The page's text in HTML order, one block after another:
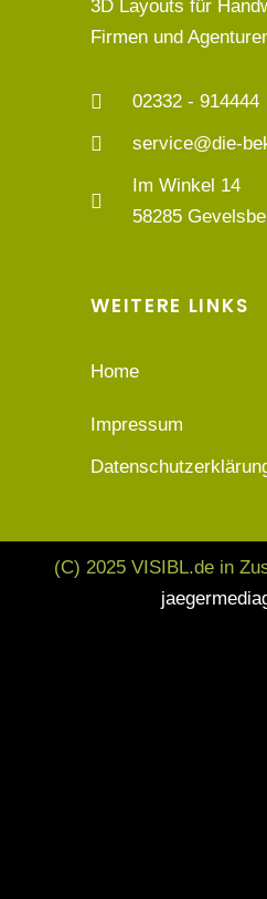
3D Layouts für
Firmen und
02332 - 914444
service@die-
Im Winkel 14
58285
WEITERE LINKS
Home
Impressum
(C) 2025 VISIBL.de in